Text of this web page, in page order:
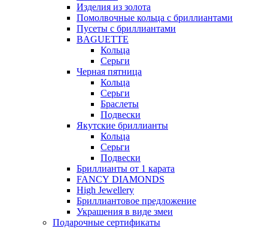
Изделия из золота
Помолвочные кольца с бриллиантами
Пусеты с бриллиантами
BAGUETTE
Кольца
Серьги
Черная пятница
Кольца
Серьги
Браслеты
Подвески
Якутские бриллианты
Кольца
Серьги
Подвески
Бриллианты от 1 карата
FANCY DIAMONDS
High Jewellery
Бриллиантовое предложение
Украшения в виде змеи
Подарочные сертификаты